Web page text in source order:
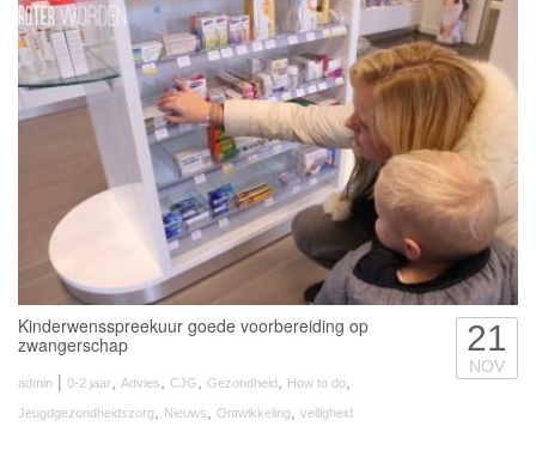
Kinderwensspreekuur goede voorbereiding op
zwangerschap
admin | 0-2 jaar Advies CJG Gezondheid How to do
Jeugdgezondheidszorg Nieuws Ontwikkeling veiligheid
21
NOV